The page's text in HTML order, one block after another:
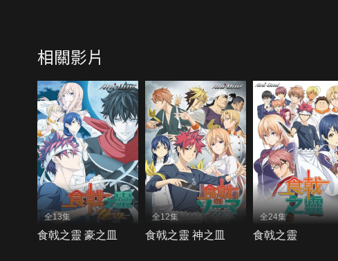
相關影片
全13集
食戟之靈 豪之皿
全12集
食戟之靈 神之皿
全24集
食戟之靈